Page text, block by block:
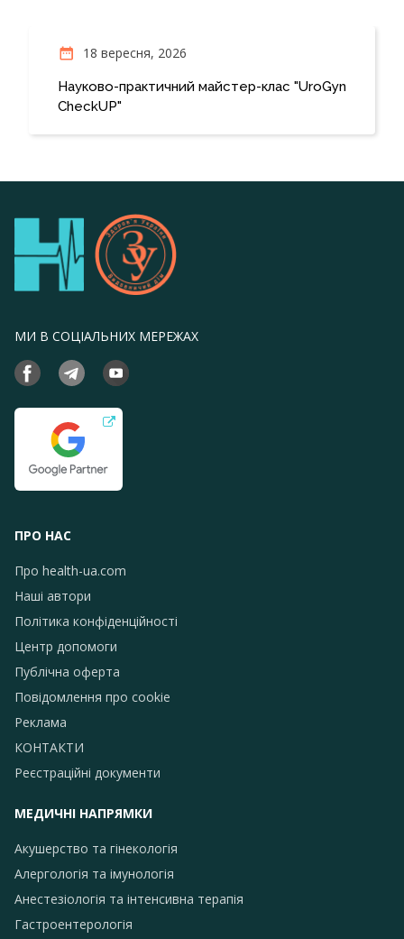
18 вересня, 2026
Науково-практичний майстер-клас "UroGyn
CheckUP"
МИ В СОЦІАЛЬНИХ МЕРЕЖАХ
ПРО НАС
Про health-ua.com
Наші автори
Політика конфіденційності
Центр допомоги
Публічна оферта
Повідомлення про сookie
Реклама
КОНТАКТИ
Реєстраційні документи
МЕДИЧНІ НАПРЯМКИ
Акушерство та гінекологія
Алергологія та імунологія
Анестезіологія та інтенсивна терапія
Гастроентерологія